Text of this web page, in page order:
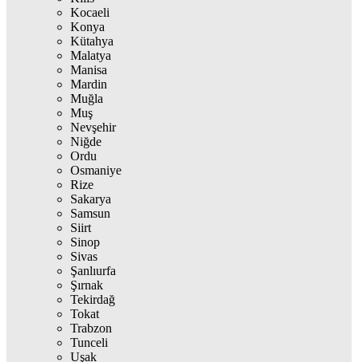
Kocaeli
Konya
Kütahya
Malatya
Manisa
Mardin
Muğla
Muş
Nevşehir
Niğde
Ordu
Osmaniye
Rize
Sakarya
Samsun
Siirt
Sinop
Sivas
Şanlıurfa
Şırnak
Tekirdağ
Tokat
Trabzon
Tunceli
Uşak